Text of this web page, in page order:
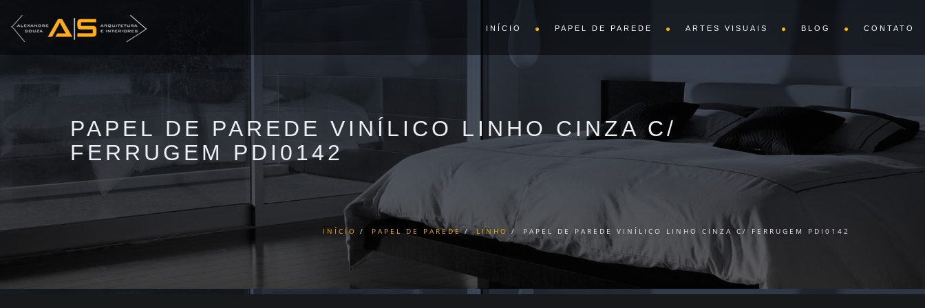
INÍCIO PAPEL DE PAREDE ARTES VISUAIS BLOG CONTATO
PAPEL DE PAREDE VINÍLICO LINHO CINZA C/
FERRUGEM PDI0142
INÍCIO PAPEL DE PAREDE LINHO PAPEL DE PAREDE VINÍLICO LINHO CINZA C/ FERRUGEM PDI0142